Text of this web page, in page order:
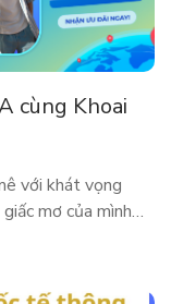
cùng Khoai
với khát vọng
mơ của mình
mà anh phải
ý chí kiên định,